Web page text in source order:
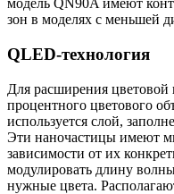
модель QN90A имеют
зон в моделях с меньшей
QLED-технология
Для расширения
процентного цветового
используется слой,
Эти наночастицы имеют
зависимости от их
модулировать длину
нужные цвета.